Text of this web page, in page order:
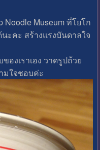
Museum ที่โยโก
ะคะ สร้างแรงบันดาลใจ
งเราเอง วาดรูปถ้วย
มใจชอบค่ะ